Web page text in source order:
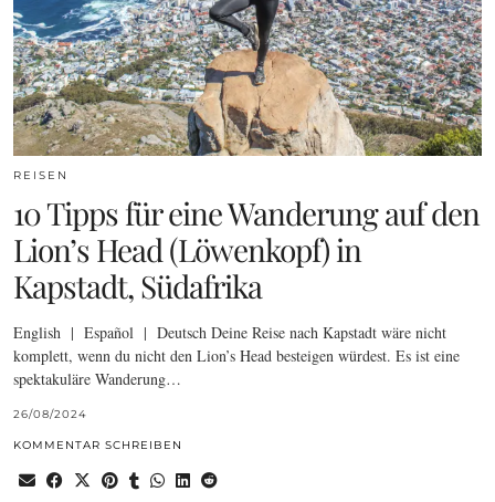
REISEN
10 Tipps für eine Wanderung auf den
Lion’s Head (Löwenkopf) in
Kapstadt, Südafrika
English | Español | Deutsch Deine Reise nach Kapstadt wäre nicht
komplett, wenn du nicht den Lion’s Head besteigen würdest. Es ist eine
spektakuläre Wanderung…
26/08/2024
KOMMENTAR SCHREIBEN